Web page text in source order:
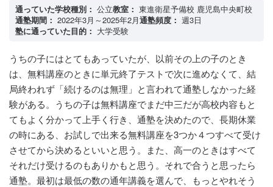
のアルバイト講師がいる。こちらは医学部などの優秀な学生
が中心だそう。
カリキュラムについて
章に進めない。また評価がSでないときはもう1回受けること
も可能。基本は塾で受けるが、途中からコロナ禍のため、自
宅でもオンラインでうけられるようになった。
保護者への連絡手段
電話連絡 / メール連絡
アクセス・周りの環境
JRの駅が近く、目の前を市電も通っており、その駅からも近
い。ビルの隣にコンビニもあって非常に便利。
通っていた学校種別： 公立教室： 東進衛星予備校 鹿児島中央町校
通塾期間： 2022年3月～2025年2月通塾頻度： 週3日
塾に通っていた目的： 大学受験
うちの子にはとてもあっていたが、以前その上の子のとき
は、無料講座のときに単元終了テストで次に進めなくて、結
局終われず「続けるのは無理」と言われて通塾しなかった経
験がある。うちの子は無料講座でまだ中三だが高校内容もと
てもよく分かって上手く行き、通塾を決めたので、長期休業
の時にある、お試しで出来る無料講座を3つか４つすべて受け
させてから決めるといいと思う。また、高一のときはすべて
それだけ受けるのもありかもと思う。それで合うと思ったら
通塾。最初は最低の数の通年講義を選んで、もっとやれそう